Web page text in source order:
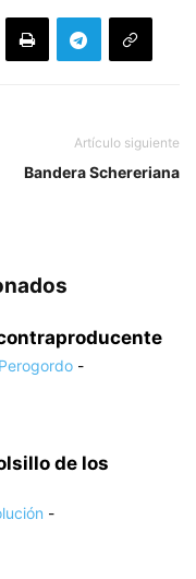
Artículo siguiente
Bandera Schereriana
-
de los
-